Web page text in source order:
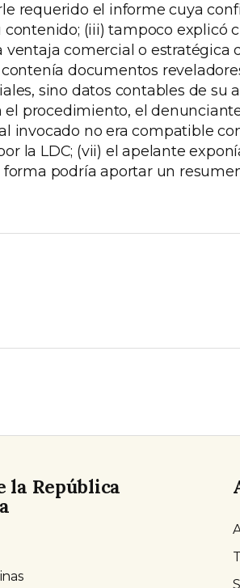
requerido el informe cuya
(iii) tampoco explicó
comercial o estratégica
documentos
sino datos contables de
procedimiento, el
no era compatible
la LDC; (vii) el apelante
podría aportar un
la República